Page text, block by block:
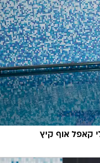
קאפל אוף קיץ